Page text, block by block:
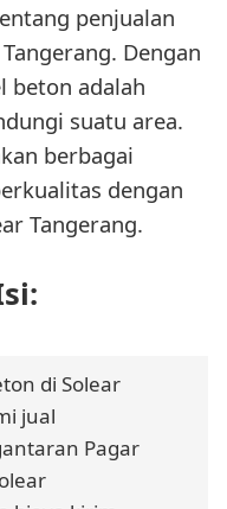
penjualan
Dengan
beton adalah
suatu area.
berbagai
dengan
Tangerang.
di Solear
jual
Pagar